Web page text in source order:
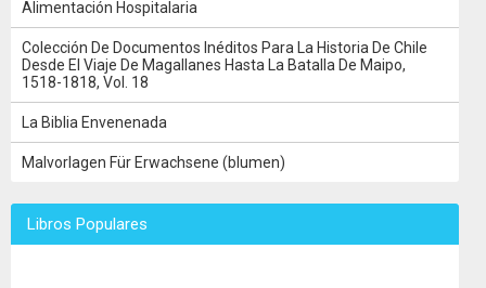
Alimentación Hospitalaria
Colección De Documentos Inéditos Para La Historia De Chile
Desde El Viaje De Magallanes Hasta La Batalla De Maipo,
1518-1818, Vol. 18
La Biblia Envenenada
Malvorlagen Für Erwachsene (blumen)
Libros Populares